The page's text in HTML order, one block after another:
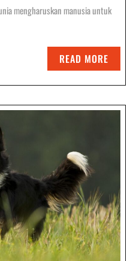
Yang
Dan
Unik
mengharuskan manusia untuk
READ MORE
MORE